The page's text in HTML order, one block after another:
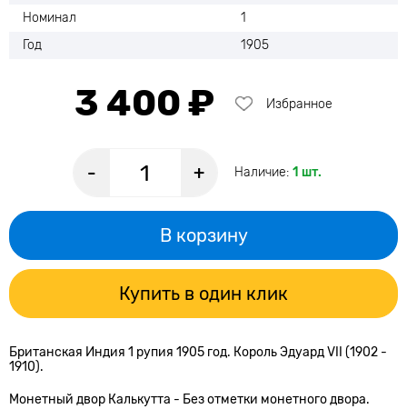
Номинал
1
Год
1905
3 400 ₽ Избранное
- + Наличие: 1 шт.
В корзину
Купить в один клик
Британская Индия 1 рупия 1905 год. Король Эдуард VII (1902 -
1910).
Монетный двор Калькутта - Без отметки монетного двора.